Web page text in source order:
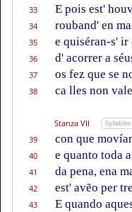
33 E pois est'
34 rouband' en
35 e quiséran-s' ir
36 d' acorrer a
37 os fez que se
38 ca lles non
Stanza VII Syllables
39 con que
40 e quanto toda
41 da pena, ena
42 est' avẽo per
43 E quando